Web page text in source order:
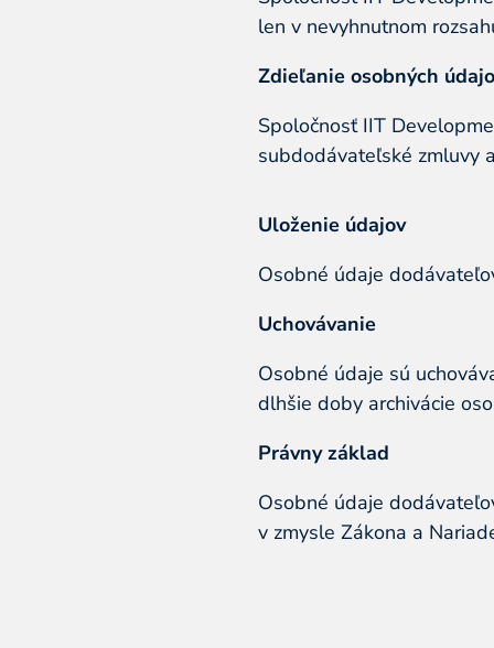
len v nevyhnutnom
Zdieľanie osobných
Spoločnosť IIT
subdodávateľské zmluvy
Uloženie údajov
Osobné údaje
Uchovávanie
Osobné údaje sú
dlhšie doby archivácie
Právny základ
Osobné údaje
v zmysle Zákona a